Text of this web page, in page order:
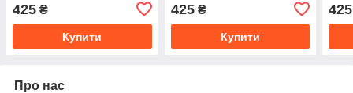
425 ₴
Купити
425₴
Купити
425
Про нас